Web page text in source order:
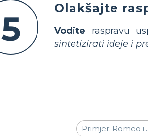
5
Olakšajte
Vodite raspravu
sintetizirati ideje i